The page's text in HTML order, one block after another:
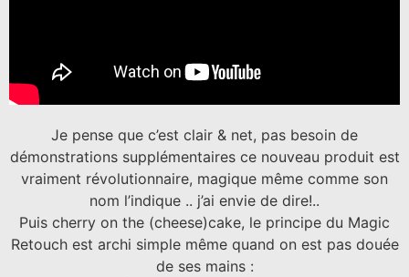
Je pense que c’est clair & net, pas besoin de
démonstrations supplémentaires ce nouveau produit est
vraiment révolutionnaire, magique même comme son
nom l’indique .. j’ai envie de dire!..
Puis cherry on the (cheese)cake, le principe du Magic
Retouch est archi simple même quand on est pas douée
de ses mains :